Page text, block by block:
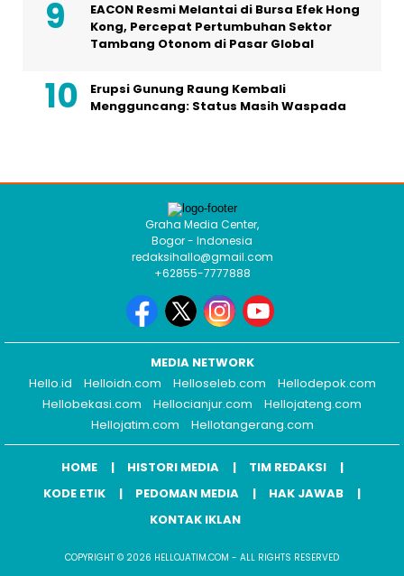
EACON Resmi Melantai di Bursa Efek Hong
Kong, Percepat Pertumbuhan Sektor
Tambang Otonom di Pasar Global
Erupsi Gunung Raung Kembali
Mengguncang: Status Masih Waspada
Graha Media Center,
Bogor - Indonesia
redaksihallo@gmail.com
+62855-7777888
MEDIA NETWORK
Hello.id
Helloidn.com Helloseleb.com
Hellodepok.com
Hellobekasi.com
Hellocianjur.com
Hellojateng.com
Hellojatim.com
Hellotangerang.com
HOME HISTORI MEDIA
TIM REDAKSI
KODE ETIK
PEDOMAN MEDIA
HAK JAWAB
KONTAK IKLAN
COPYRIGHT © 2026 HELLOJATIM.COM - ALL RIGHTS RESERVED